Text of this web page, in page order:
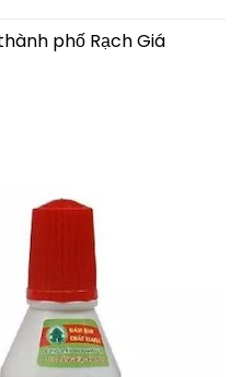
phố Rạch Giá